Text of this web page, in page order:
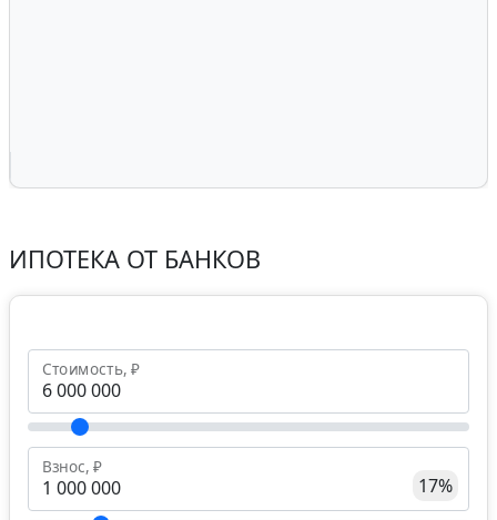
ИПОТЕКА ОТ БАНКОВ
Стоимость, ₽
Взнос, ₽
17%